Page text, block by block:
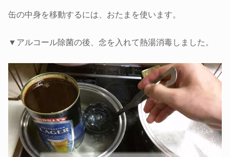
缶の中身を移動するには、おたまを使います。
▼アルコール除菌の後、念を入れて熱湯消毒しました。